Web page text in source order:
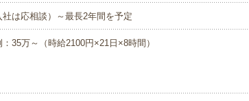
は応相談）～最長2年間を予定
35万～（時給2100円×21日×8時間）